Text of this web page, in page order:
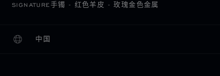
SIGNATURE手镯 - 红色羊皮 - 玫瑰金色金属
中国
本地化（更改国家/地区）
更改国家/地区